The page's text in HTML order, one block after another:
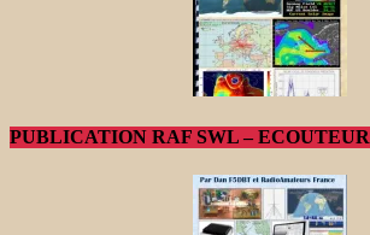
PUBLICATION RAF SWL – ECOUTEUR